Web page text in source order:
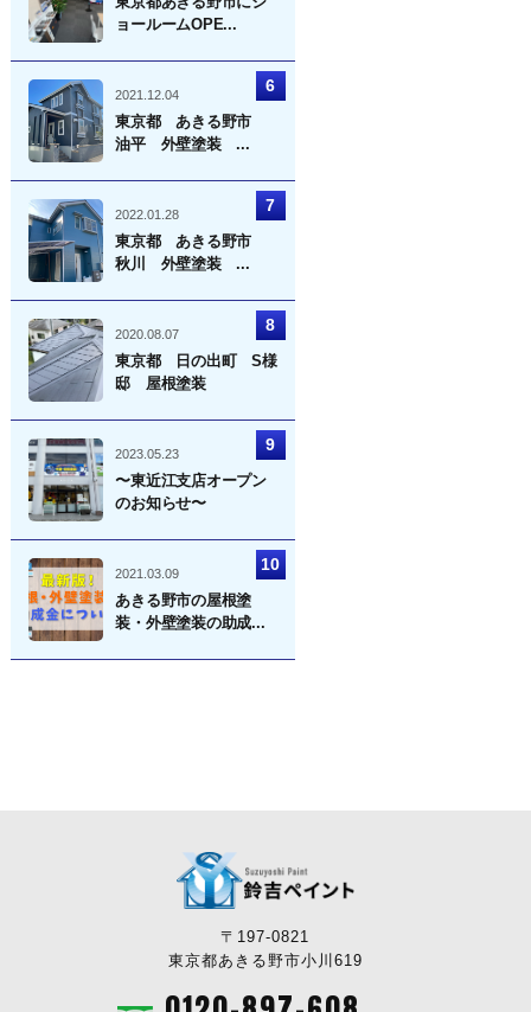
ョールームOPE...
2021.12.04
東京都 あきる野市
油平 外壁塗装 ...
2022.01.28
東京都 あきる野市
秋川 外壁塗装 ...
2020.08.07
東京都 日の出町 S様
邸 屋根塗装
2023.05.23
〜東近江支店オープン
のお知らせ〜
2021.03.09
あきる野市の屋根塗
装・外壁塗装の助成...
〒197-0821
東京都あきる野市小川619